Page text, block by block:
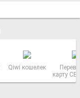
Qiwi кошелек
карту